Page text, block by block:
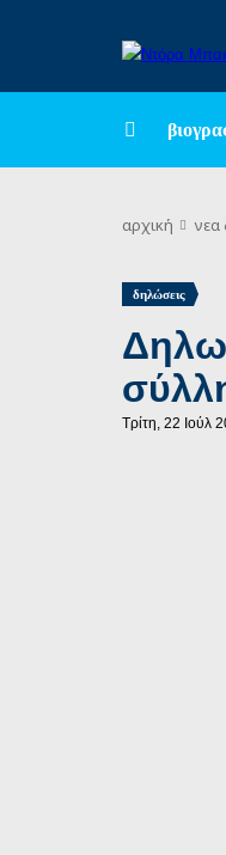
αρχική νεα
δηλώσεις
Τρίτη, 22 Ιούλ